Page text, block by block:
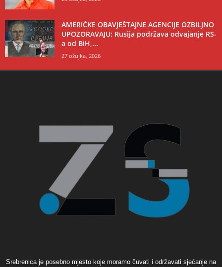
AMERIČKE OBAVJEŠTAJNE AGENCIJE OZBILJNO
UPOZORAVAJU: Rusija podržava odvajanje RS-
a od BiH,...
27 ožujka, 2026
Srebrenica je posebno mjesto koje moramo čuvati i održavati sjećanje na